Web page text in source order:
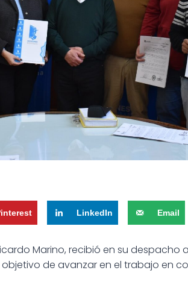
LinkedIn Email
Marino, recibió en su despacho
de avanzar en el trabajo en